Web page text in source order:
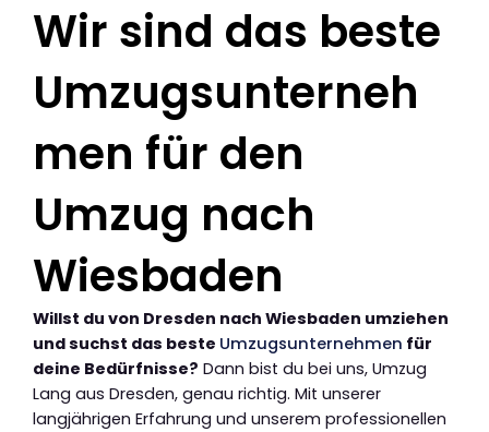
Wir sind das beste
Umzugsunterneh
men für den
Umzug nach
Wiesbaden
Willst du von Dresden nach Wiesbaden umziehen
und suchst das beste Umzugsunternehmen für
deine Bedürfnisse? Dann bist du bei uns, Umzug
Lang aus Dresden, genau richtig. Mit unserer
langjährigen Erfahrung und unserem professionellen